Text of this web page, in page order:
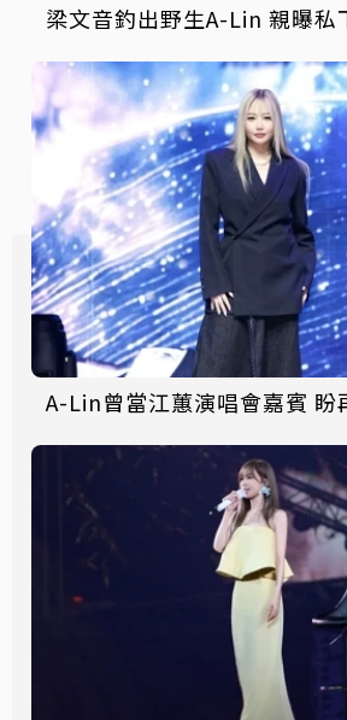
梁文音釣出野生A-Lin 親曝私
A-Lin曾當江蕙演唱會嘉賓 盼